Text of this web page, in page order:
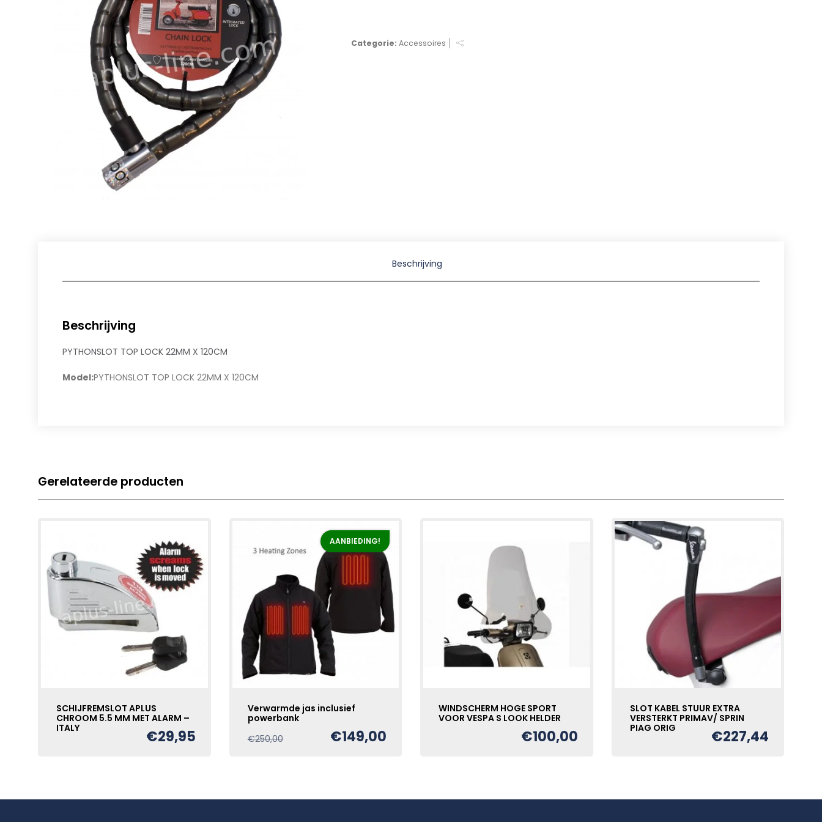
Categorie:Accessoires
Beschrijving
Beschrijving
PYTHONSLOT TOP LOCK 22MM X 120CM
Model:PYTHONSLOT TOP LOCK 22MM X 120CM
Gerelateerde producten
SCHIJFREMSLOT APLUS
CHROOM 5.5 MM MET ALARM –
ITALY
€29,95
AANBIEDING!
Verwarmde jas inclusief
powerbank
€250,00
Oorspronkelijke
€149,00
WINDSCHERM HOGE SPORT
VOOR VESPA S LOOK HELDER
€100,00
SLOT KABEL STUUR EXTRA
VERSTERKT PRIMAV/ SPRIN
PIAG ORIG
€227,44